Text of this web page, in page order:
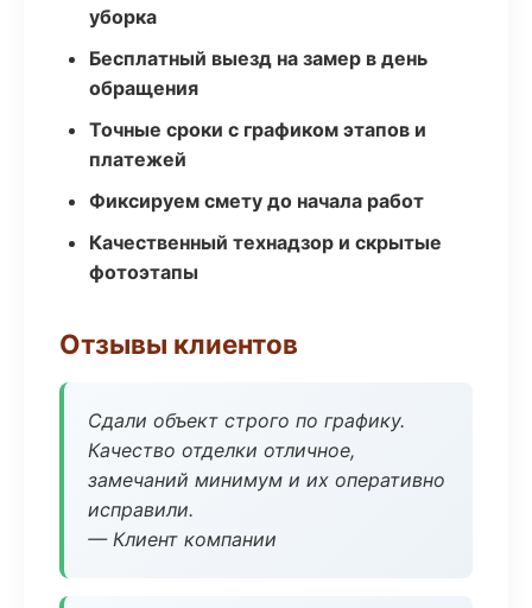
уборка
Бесплатный выезд на замер в день
обращения
Точные сроки с графиком этапов и
платежей
Фиксируем смету до начала работ
Качественный технадзор и скрытые
фотоэтапы
Отзывы клиентов
Сдали объект строго по графику.
Качество отделки отличное,
замечаний минимум и их оперативно
исправили.
— Клиент компании